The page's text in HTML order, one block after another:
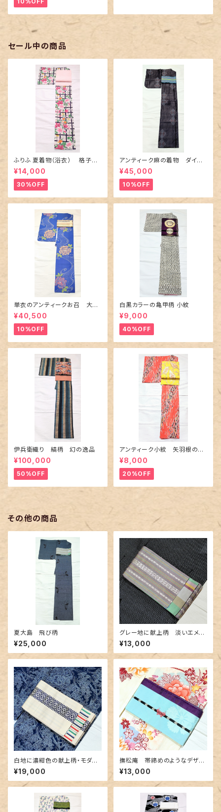
セール中の商品
ふりふ 夏着物（浴衣） 格子に
百合や秋草花
¥14,000
30%OFF
アンティーク麻の着物 ダイヤ
に市松柄の上布
¥45,000
10%OFF
単衣のアンティークお召 大輪
の薔薇柄柄
¥40,500
10%OFF
白黒カラーの亀甲柄 小紋
¥9,000
40%OFF
伊兵衛織り 縞柄 幻の逸品
¥100,000
50%OFF
アンティーク小紋 矢羽根の地
紋に短冊柄 裄６６cm
¥8,000
20%OFF
その他の商品
夏大島 飛び柄
¥25,000
グレー地に献上柄 淡いエメラ
ルドグリーン 博多織りリバー
シブル半幅帯
¥13,000
白地に濃紺色の献上柄・モダン
なボーダー 博多織りリバーシ
ブル半幅帯
¥19,000
撫松庵 帯締めのようなデザイ
ン半幅帯 水色&紫色
¥13,000